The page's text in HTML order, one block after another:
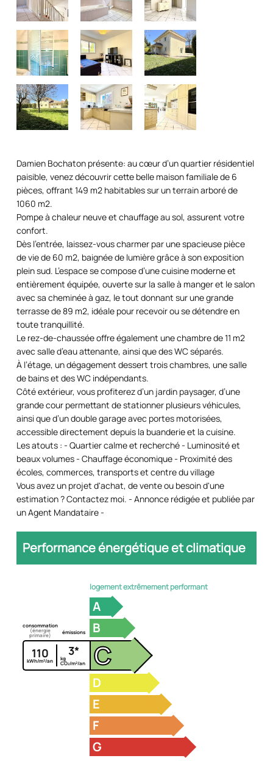
Damien Bochaton présente: au cœur d’un quartier résidentiel
paisible, venez découvrir cette belle maison familiale de 6
pièces, offrant 149 m2 habitables sur un terrain arboré de
1060 m2.
Pompe à chaleur neuve et chauffage au sol, assurent votre
confort.
Dès l’entrée, laissez-vous charmer par une spacieuse pièce
de vie de 60 m2, baignée de lumière grâce à son exposition
plein sud. L’espace se compose d’une cuisine moderne et
entièrement équipée, ouverte sur la salle à manger et le salon
avec sa cheminée à gaz, le tout donnant sur une grande
terrasse de 89 m2, idéale pour recevoir ou se détendre en
toute tranquillité.
Le rez-de-chaussée offre également une chambre de 11 m2
avec salle d’eau attenante, ainsi que des WC séparés.
À l’étage, un dégagement dessert trois chambres, une salle
de bains et des WC indépendants.
Côté extérieur, vous profiterez d’un jardin paysager, d’une
grande cour permettant de stationner plusieurs véhicules,
ainsi que d’un double garage avec portes motorisées,
accessible directement depuis la buanderie et la cuisine.
Les atouts : - Quartier calme et recherché - Luminosité et
beaux volumes - Chauffage économique - Proximité des
écoles, commerces, transports et centre du village
Vous avez un projet d'achat, de vente ou besoin d'une
estimation ? Contactez moi. - Annonce rédigée et publiée par
un Agent Mandataire -
Performance énergétique et climatique
logement extrêmement performant
A
B
consommation
(énergie
primaire)
110
kWh/m²/an
émissions
3*
kg
CO₂/m²/an C
D
E
F
G